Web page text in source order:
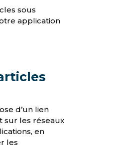
sous
application
d’un lien
sur les réseaux
en
les